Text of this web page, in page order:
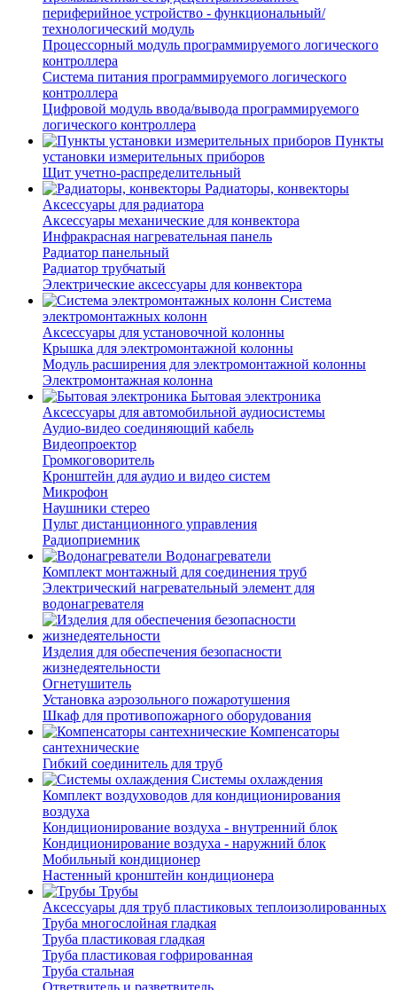
периферийное устройство - функциональный/
технологический модуль
Процессорный модуль программируемого логического
контроллера
Система питания программируемого логического
контроллера
Цифровой модуль ввода/вывода программируемого
логического контроллера
Пункты
установки измерительных приборов
Щит учетно-распределительный
Радиаторы, конвекторы
Аксессуары для радиатора
Аксессуары механические для конвектора
Инфракрасная нагревательная панель
Радиатор панельный
Радиатор трубчатый
Электрические аксессуары для конвектора
Система
электромонтажных колонн
Аксессуары для установочной колонны
Крышка для электромонтажной колонны
Модуль расширения для электромонтажной колонны
Электромонтажная колонна
Бытовая электроника
Аксессуары для автомобильной аудиосистемы
Аудио-видео соединяющий кабель
Видеопроектор
Громкоговоритель
Кронштейн для аудио и видео систем
Микрофон
Наушники стерео
Пульт дистанционного управления
Радиоприемник
Водонагреватели
Комплект монтажный для соединения труб
Электрический нагревательный элемент для
водонагревателя
Изделия для обеспечения безопасности
жизнедеятельности
Огнетушитель
Установка аэрозольного пожаротушения
Шкаф для противопожарного оборудования
Компенсаторы
сантехнические
Гибкий соединитель для труб
Системы охлаждения
Комплект воздуховодов для кондиционирования
воздуха
Кондиционирование воздуха - внутренний блок
Кондиционирование воздуха - наружний блок
Мобильный кондиционер
Настенный кронштейн кондиционера
Трубы
Аксессуары для труб пластиковых теплоизолированных
Труба многослойная гладкая
Труба пластиковая гладкая
Труба пластиковая гофрированная
Труба стальная
Ответвитель и разветвитель